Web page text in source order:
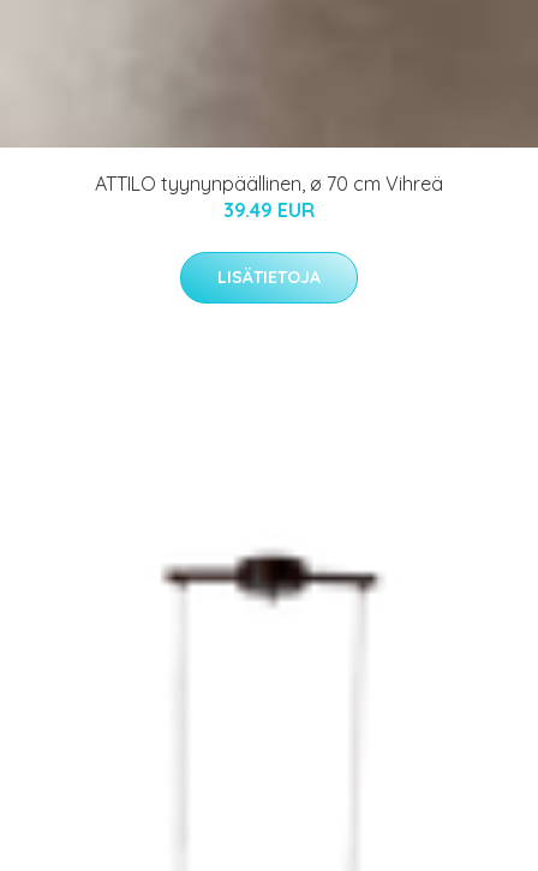
ATTILO tyynynpäällinen, ø 70 cm Vihreä
39.49 EUR
LISÄTIETOJA